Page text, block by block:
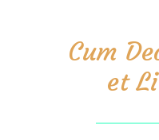
Cum
et